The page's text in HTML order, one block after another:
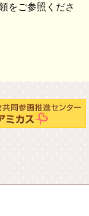
ご参照くださ